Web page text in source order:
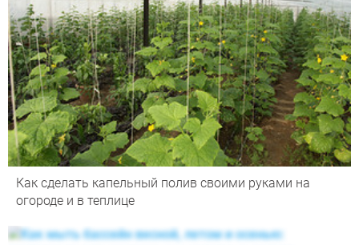
Как сделать капельный полив своими руками на
огороде и в теплице